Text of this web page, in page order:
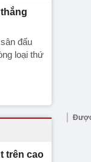
đấu
loại thứ
trên cao